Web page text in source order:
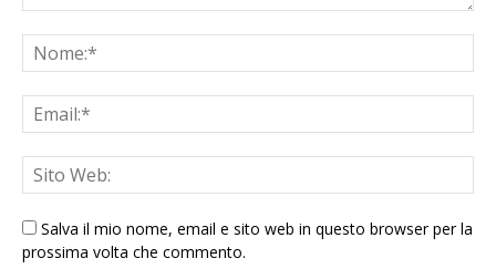
Salva il mio nome, email e sito web in questo browser per la
prossima volta che commento.